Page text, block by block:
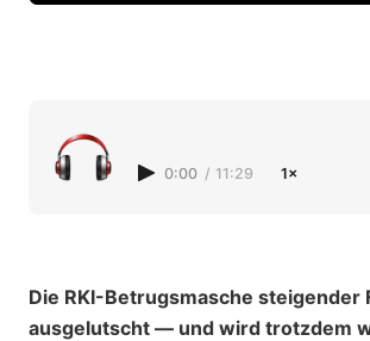
0:00 / 11:29 1×
Die RKI-Betrugsmasche steigender
ausgelutscht — und wird trotzdem